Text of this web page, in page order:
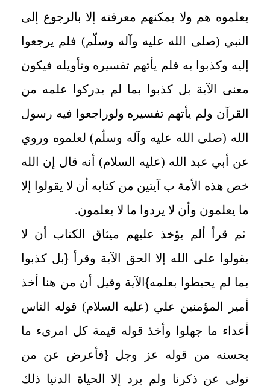
يعلموه هم ولا يمكنهم معرفته إلا بالرجوع إلى
النبي (صلى الله عليه وآله وسلّم) فلم يرجعوا
إليه وكذبوا به فلم يأتهم تفسيره وتأويله فيكون
معنى الآية بل كذبوا بما لم يدركوا علمه من
القرآن ولم يأتهم تفسيره ولوراجعوا فيه رسول
الله (صلى الله عليه وآله وسلّم) لعلموه وروي
عن أبي عبد الله (عليه السلام) أنه قال إن الله
خص هذه الأمة ب آيتين من كتابه أن لا يقولوا إلا
ما يعلمون وأن لا يردوا ما لا يعلمون.
ثم قرأ ألم يؤخذ عليهم ميثاق الكتاب أن لا
يقولوا على الله إلا الحق الآية وقرأ{بل كذبوا
بما لم يحيطوا بعلمه} الآية وقيل أن من هنا أخذ
أمير المؤمنين علي (عليه السلام) قوله الناس
أعداء ما جهلوا وأخذ قوله قيمة كل امرىء ما
يحسنه من قوله عز وجل {فأعرض عن من
تولى عن ذكرنا ولم يرد إلا الحياة الدنيا ذلك